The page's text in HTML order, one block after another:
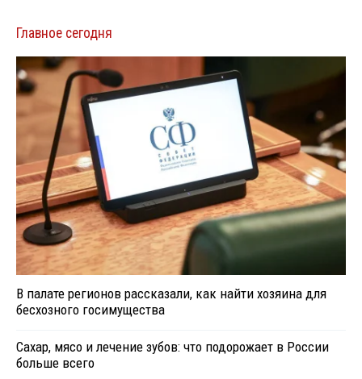
Главное сегодня
В палате регионов рассказали, как найти хозяина для
бесхозного госимущества
Сахар, мясо и лечение зубов: что подорожает в России
больше всего